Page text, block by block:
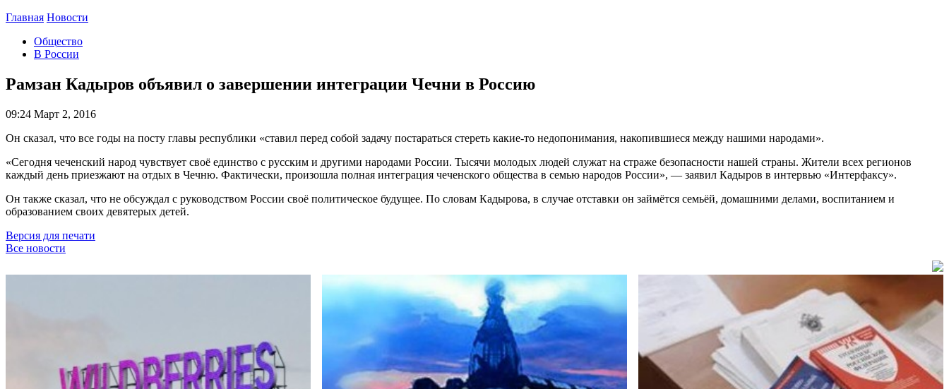
Главная Новости
Общество
В России
Рамзан Кадыров объявил о завершении интеграции Чечни в Россию
09:24 Март 2, 2016
Он сказал, что все годы на посту главы республики «ставил перед собой задачу постараться стереть какие-то недопонимания, накопившиеся между нашими народами».
«Сегодня чеченский народ чувствует своё единство с русским и другими народами России. Тысячи молодых людей служат на страже безопасности нашей страны. Жители всех регионов
каждый день приезжают на отдых в Чечню. Фактически, произошла полная интеграция чеченского общества в семью народов России», — заявил Кадыров в интервью «Интерфаксу».
Он также сказал, что не обсуждал с руководством России своё политическое будущее. По словам Кадырова, в случае отставки он займётся семьёй, домашними делами, воспитанием и
образованием своих девятерых детей.
Версия для печати
Все новости